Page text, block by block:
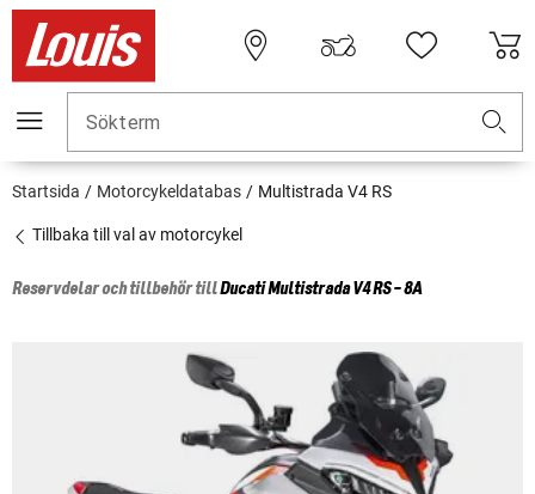
Sökterm
Startsida Motorcykeldatabas Multistrada V4 RS
Tillbaka till val av motorcykel
Reservdelar och tillbehör tillDucatiMultistrada V4 RS - 8A